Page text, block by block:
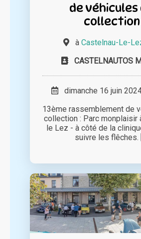
de véhicules
collection
à Castelnau-Le-
CASTELNAUTOS
dimanche 16 juin
13ème rassemblement de
collection : Parc monplaisir
le Lez - à côté de la
suivre les flêches.